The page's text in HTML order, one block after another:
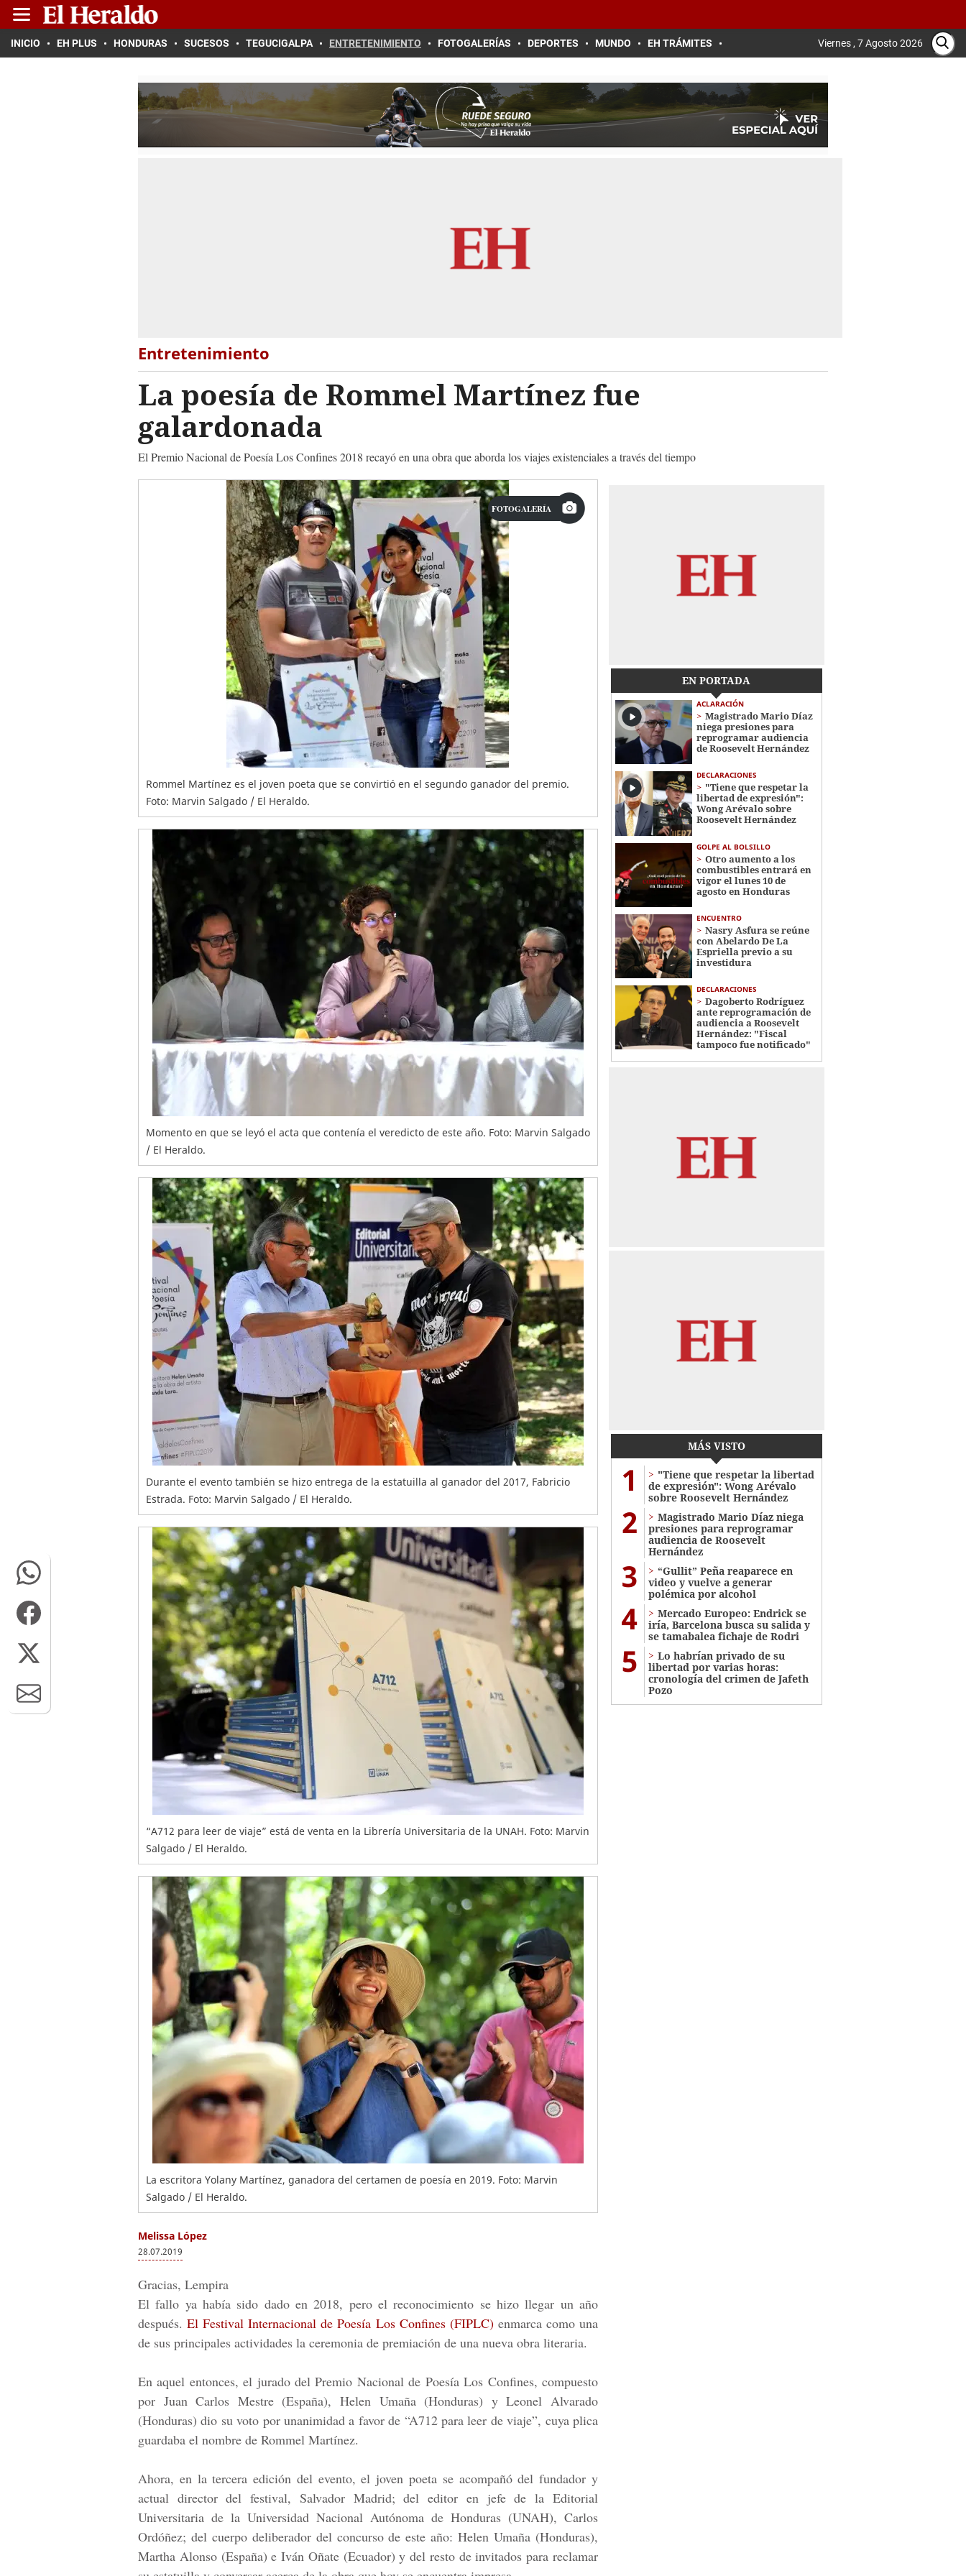
INICIO EH PLUS HONDURAS SUCESOS TEGUCIGALPA ENTRETENIMIENTO FOTOGALERÍAS DEPORTES MUNDO EH TRÁMITES Viernes , 7 Agosto 2026
Entretenimiento
La poesía de Rommel Martínez fue
galardonada
El Premio Nacional de Poesía Los Confines 2018 recayó en una obra que aborda los viajes existenciales a través del tiempo
FOTOGALERÍA
Rommel Martínez es el joven poeta que se convirtió en el segundo ganador del premio.
Foto: Marvin Salgado / El Heraldo.
Momento en que se leyó el acta que contenía el veredicto de este año. Foto: Marvin Salgado
/ El Heraldo.
Durante el evento también se hizo entrega de la estatuilla al ganador del 2017, Fabricio
Estrada. Foto: Marvin Salgado / El Heraldo.
“A712 para leer de viaje” está de venta en la Librería Universitaria de la UNAH. Foto: Marvin
Salgado / El Heraldo.
La escritora Yolany Martínez, ganadora del certamen de poesía en 2019. Foto: Marvin
Salgado / El Heraldo.
Melissa López
28.07.2019
Gracias, Lempira
El fallo ya había sido dado en 2018, pero el reconocimiento se hizo llegar un año
después.El Festival Internacional de Poesía Los Confines (FIPLC)enmarca como una
de sus principales actividades la ceremonia de premiación de una nueva obra literaria.
En aquel entonces, el jurado del Premio Nacional de Poesía Los Confines, compuesto
por Juan Carlos Mestre (España), Helen Umaña (Honduras) y Leonel Alvarado
(Honduras) dio su voto por unanimidad a favor de “A712 para leer de viaje”, cuya plica
guardaba el nombre de Rommel Martínez.
Ahora, en la tercera edición del evento, el joven poeta se acompañó del fundador y
actual director del festival, Salvador Madrid; del editor en jefe de la Editorial
Universitaria de la Universidad Nacional Autónoma de Honduras (UNAH), Carlos
Ordóñez; del cuerpo deliberador del concurso de este año: Helen Umaña (Honduras),
Martha Alonso (España) e Iván Oñate (Ecuador) y del resto de invitados para reclamar
EN PORTADA
ACLARACIÓN
Magistrado Mario Díaz
niega presiones para
reprogramar audiencia
de Roosevelt Hernández
DECLARACIONES
"Tiene que respetar la
libertad de expresión":
Wong Arévalo sobre
Roosevelt Hernández
GOLPE AL BOLSILLO
Otro aumento a los
combustibles entrará en
vigor el lunes 10 de
agosto en Honduras
ENCUENTRO
Nasry Asfura se reúne
con Abelardo De La
Espriella previo a su
investidura
DECLARACIONES
Dagoberto Rodríguez
ante reprogramación de
audiencia a Roosevelt
Hernández: "Fiscal
tampoco fue notificado"
MÁS VISTO
1
"Tiene que respetar la libertad
de expresión": Wong Arévalo
sobre Roosevelt Hernández
2
Magistrado Mario Díaz niega
presiones para reprogramar
audiencia de Roosevelt
Hernández
3
“Gullit” Peña reaparece en
video y vuelve a generar
polémica por alcohol
4
Mercado Europeo: Endrick se
iría, Barcelona busca su salida y
se tamabalea fichaje de Rodri
5
Lo habrían privado de su
libertad por varias horas:
cronología del crimen de Jafeth
Pozo